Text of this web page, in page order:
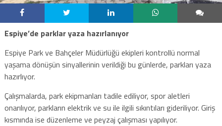
Espiye’de parklar yaza hazırlanıyor
Espiye Park ve Bahçeler Müdürlüğü ekipleri kontrollü normal
yaşama dönüşün sinyallerinin verildiği bu günlerde, parkları yaza
hazırlıyor.
Çalışmalarda, park ekipmanları tadile ediliyor, spor aletleri
onarılıyor, parkların elektrik ve su ile ilgili sıkıntıları gideriliyor. Giriş
kısmında ise düzenleme ve peyzaj çalışması yapılıyor.